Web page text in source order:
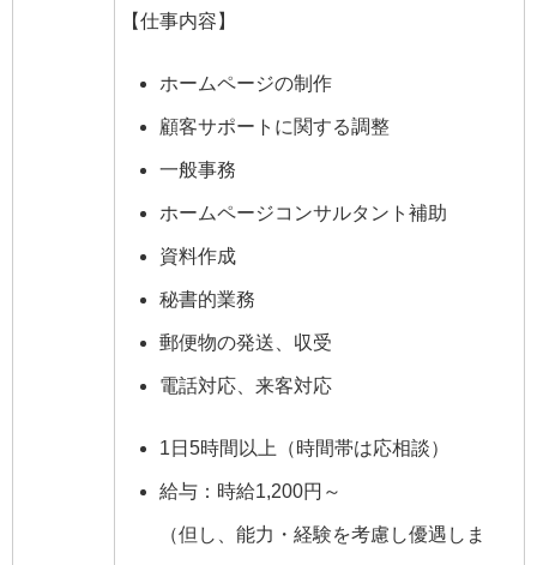
【仕事内容】
ホームページの制作
顧客サポートに関する調整
一般事務
ホームページコンサルタント補助
資料作成
秘書的業務
郵便物の発送、収受
電話対応、来客対応
1日5時間以上（時間帯は応相談）
給与：時給1,200円～
（但し、能力・経験を考慮し優遇しま